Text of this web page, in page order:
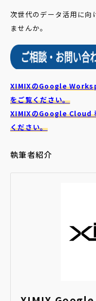
次世代のデータ活用に向
ませんか。
XIMIXのGoogle
をご覧ください。
XIMIXのGoogle Cloud
ください。
執筆者紹介